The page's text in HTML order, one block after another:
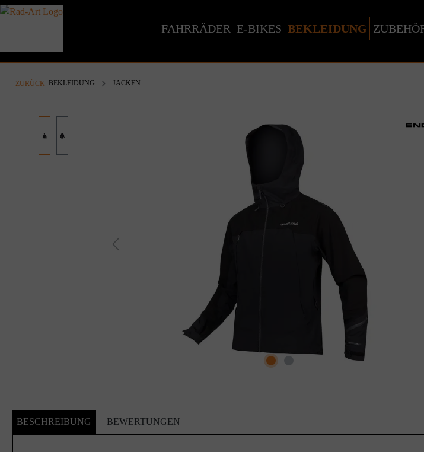
springen
FAHRRÄDER E-BIKES BEKLEIDUNG
ZURÜCK BEKLEIDUNG JACKEN
BESCHREIBUNG BEWERTUNGEN